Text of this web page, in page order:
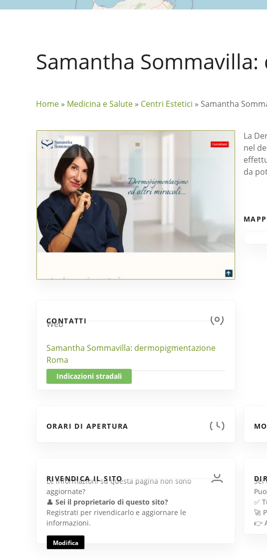
Samantha
Home » Medicina e Salute » Centri Estetici » Samantha
CONTATTI
Web
Samantha Sommavilla: dermopigmentazione
Roma
Indicazioni stradali
La
nel
da
ORARI DI APERTURA
RIVENDICA IL SITO
Le informazioni su questa pagina non sono
aggiornate?
👤 Sei il proprietario di questo sito?
Registrati per rivendicarlo e aggiornare le
informazioni.
Modifica
Sei
✅
🚀
👉